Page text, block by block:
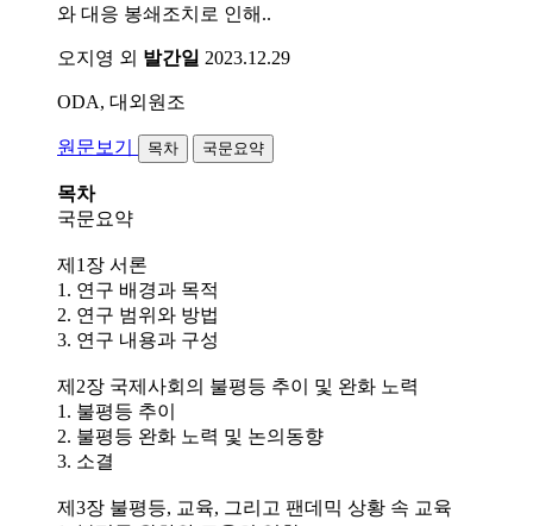
와 대응 봉쇄조치로 인해..
오지영 외 발간일 2023.12.29
ODA, 대외원조
원문보기 목차 국문요약
목차
국문요약
제1장 서론
1. 연구 배경과 목적
2. 연구 범위와 방법
3. 연구 내용과 구성
제2장 국제사회의 불평등 추이 및 완화 노력
1. 불평등 추이
2. 불평등 완화 노력 및 논의동향
3. 소결
제3장 불평등, 교육, 그리고 팬데믹 상황 속 교육